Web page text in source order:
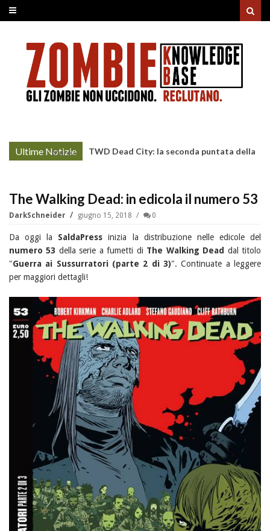
Ultime Notizie
More »
TWD Dead City: la seconda puntata della
The Walking Dead: in edicola il numero 53
DarkSchneider giugno 15, 2018 0
Da oggi la SaldaPress inizia la distribuzione nelle edicole del
numero 53 della serie a fumetti di The Walking Dead dal titolo
"Guerra ai Sussurratori (parte 2 di 3)". Continuate a leggere
per maggiori dettagli!